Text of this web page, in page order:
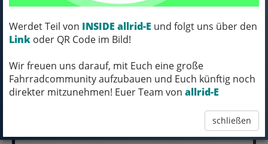
Werdet Teil von INSIDE allrid-E und folgt uns über den
Link oder QR Code im Bild!
Wir freuen uns darauf, mit Euch eine große
Fahrradcommunity aufzubauen und Euch künftig noch
direkter mitzunehmen! Euer Team von allrid-E
schließen
MICH KANNST DU BESTELLEN - MIT
ABHOLUNG IN NORTORF!
pro Stück (inkl. MwSt.)
109,99 EUR